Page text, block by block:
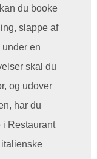
du booke
slappe af
en
skal du
og udover
har du
i Restaurant